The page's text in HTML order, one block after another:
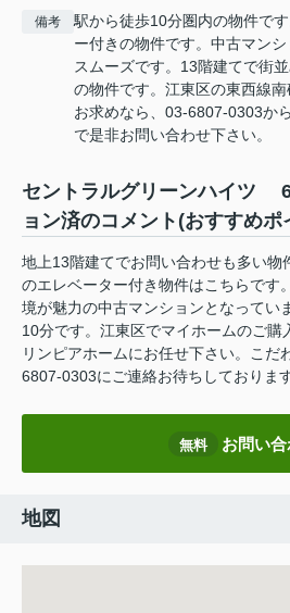
備考
駅から徒歩10分圏内の物件で
ー付きの物件です。中古マン
スムーズです。13階建てで街
の物件です。江東区の東西線
お求めなら、03-6807-0303か
で是非お問い合わせ下さい。
セントラルグリーンハイ
ョン済のコメント(おすすめポ
地上13階建てでお問い合わせも多い物
のエレベーター付き物件はこちらです
境が魅力の中古マンションとなってい
10分です。江東区でマイホームのご購
リンピアホームにお任せ下さい。こだ
6807-0303にご連絡お待ちしております
無料 お問い
地図